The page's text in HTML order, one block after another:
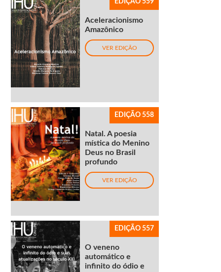
EDIÇÃO 559
Aceleracionismo
Amazônico
VER EDIÇÃO
EDIÇÃO 558
Natal. A poesia
mística do Menino
Deus no Brasil
profundo
VER EDIÇÃO
EDIÇÃO 557
O veneno
automático e
infinito do ódio e